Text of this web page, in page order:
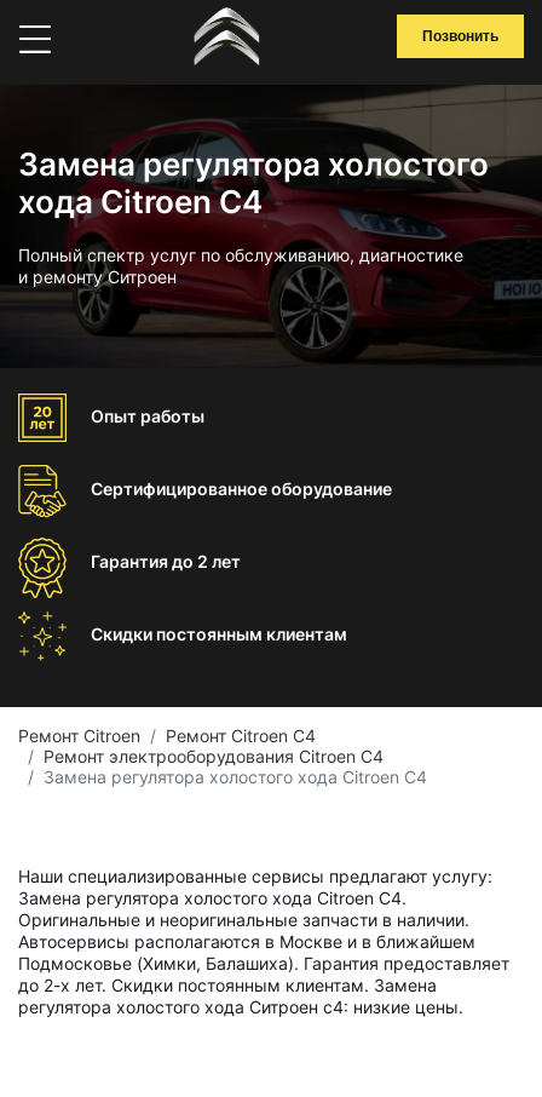
Позвонить
Замена регулятора холостого
хода Citroen C4
Полный спектр услуг по обслуживанию, диагностике
и ремонту Ситроен
Опыт работы
Сертифицированноеоборудование
Гарантиядо 2 лет
Скидки постоянным клиентам
Ремонт Citroen
Ремонт Citroen C4
Ремонт электрооборудования Citroen C4
Замена регулятора холостого хода Citroen C4
Наши специализированные сервисы предлагают услугу:
Замена регулятора холостого хода Citroen C4.
Оригинальные и неоригинальные запчасти в наличии.
Автосервисы располагаются в Москве и в ближайшем
Подмосковье (Химки, Балашиха). Гарантия предоставляет
до 2-х лет. Скидки постоянным клиентам. Замена
регулятора холостого хода Ситроен с4: низкие цены.